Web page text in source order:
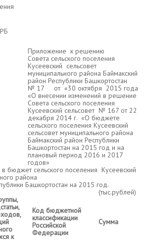
район РБ
Приложение к решению
Совета сельского поселения
Кусеевский сельсовет
муниципального района Баймакский
район Республики Башкортостан
№ 17 от «30 октября 2015 года
«О внесении изменений в решение
Совета сельского поселения
Кусеевский сельсовет № 167 от 22
декабря 2014 г. «О бюджете
сельского поселения Кусеевский
сельсовет муниципального района
Баймакский район Республики
Башкортостан на 2015 год и на
плановый период 2016 и 2017
годов»
бюджет сельского поселения Кусеевский
района
Башкортостан на 2015 год.
(тыс.рублей)
к
Код бюджетной
классификации
Российской
Федерации
Сумма